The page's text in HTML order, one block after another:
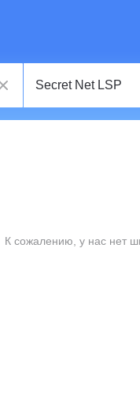
К сожалению, у нас нет